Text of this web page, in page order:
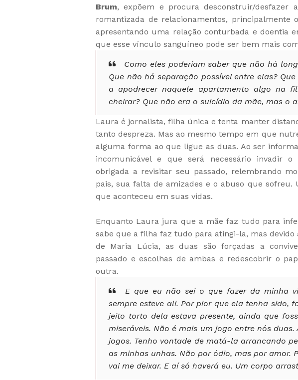
Brum, expõem e procura desconstruir/desfazer
romantizada de relacionamentos, principalmente
apresentando uma relação conturbada e doentia
que esse vínculo sanguíneo pode ser bem mais
Como eles poderiam saber que não há
Que não há separação possível entre elas?
a apodrecer naquele apartamento algo na
cheirar? Que não era o suicídio da mãe, mas o
Laura é jornalista, filha única e tenta manter
tanto despreza. Mas ao mesmo tempo em que
alguma forma ao que ligue as duas. Ao ser
incomunicável e que será necessário invadir
obrigada a revisitar seu passado, relembrando
pais, sua falta de amizades e o abuso que
que aconteceu em suas vidas.
Enquanto Laura jura que a mãe faz tudo para
sabe que a filha faz tudo para atingi-la, mas devido
de Maria Lúcia, as duas são forçadas a
passado e escolhas de ambas e redescobrir o
outra.
E que eu não sei o que fazer da minha
sempre esteve ali. Por pior que ela tenha sido,
jeito torto dela estava presente, ainda que
miseráveis. Não é mais um jogo entre nós
jogos. Tenho vontade de matá-la arrancando
as minhas unhas. Não por ódio, mas por amor.
vai me deixar. E aí só haverá eu. Um corpo